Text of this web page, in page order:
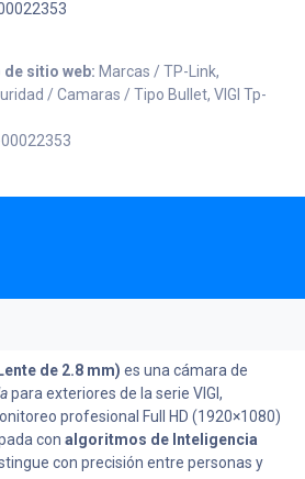
sitio web: Marcas / TP-Link,
/ Camaras / Tipo Bullet, VIGI Tp-
de 2.8 mm) es una cámara de
para exteriores de la serie VIGI,
profesional Full HD (1920×1080)
con algoritmos de Inteligencia
con precisión entre personas y